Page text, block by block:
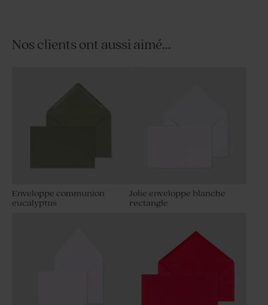
Nos clients ont aussi aimé...
Enveloppe communion
eucalyptus
Jolie enveloppe blanche
rectangle